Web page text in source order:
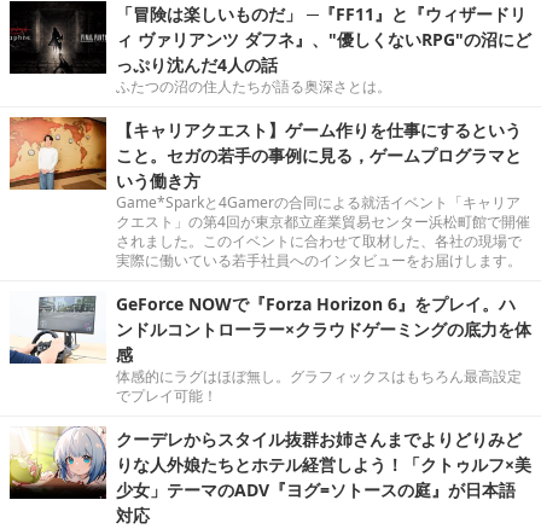
「冒険は楽しいものだ」 ─『FF11』と『ウィザードリ
ィ ヴァリアンツ ダフネ』、"優しくないRPG"の沼にど
っぷり沈んだ4人の話
ふたつの沼の住人たちが語る奥深さとは。
【キャリアクエスト】ゲーム作りを仕事にするという
こと。セガの若手の事例に見る，ゲームプログラマと
いう働き方
Game*Sparkと4Gamerの合同による就活イベント「キャリア
クエスト」の第4回が東京都立産業貿易センター浜松町館で開催
されました。このイベントに合わせて取材した、各社の現場で
実際に働いている若手社員へのインタビューをお届けします。
GeForce NOWで『Forza Horizon 6』をプレイ。ハ
ンドルコントローラー×クラウドゲーミングの底力を体
感
体感的にラグはほぼ無し。グラフィックスはもちろん最高設定
でプレイ可能！
クーデレからスタイル抜群お姉さんまでよりどりみど
りな人外娘たちとホテル経営しよう！「クトゥルフ×美
少女」テーマのADV『ヨグ=ソトースの庭』が日本語
対応